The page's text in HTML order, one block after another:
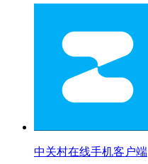
中关村在线手机客户端